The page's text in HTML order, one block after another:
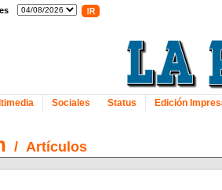
Sociales Status Edición
/ Artículos